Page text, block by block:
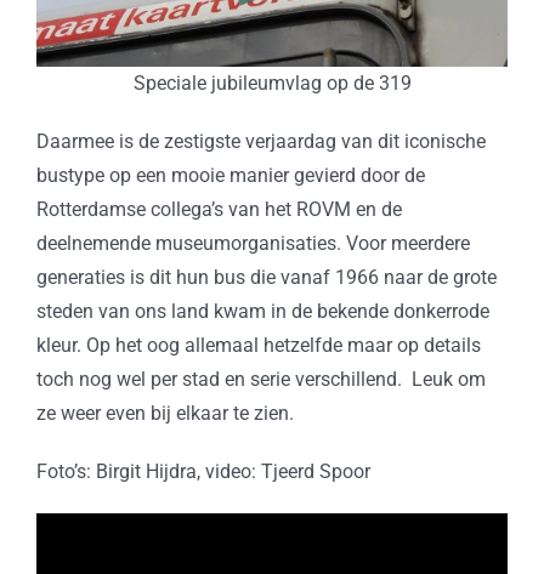
Speciale jubileumvlag op de 319
Daarmee is de zestigste verjaardag van dit iconische
bustype op een mooie manier gevierd door de
Rotterdamse collega’s van het ROVM en de
deelnemende museumorganisaties. Voor meerdere
generaties is dit hun bus die vanaf 1966 naar de grote
steden van ons land kwam in de bekende donkerrode
kleur. Op het oog allemaal hetzelfde maar op details
toch nog wel per stad en serie verschillend. Leuk om
ze weer even bij elkaar te zien.
Foto’s: Birgit Hijdra, video: Tjeerd Spoor